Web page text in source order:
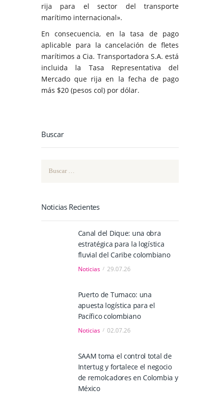
rija para el sector del transporte
marítimo internacional».
En consecuencia, en la tasa de pago
aplicable para la cancelación de fletes
marítimos a Cia. Transportadora S.A. está
incluida la Tasa Representativa del
Mercado que rija en la fecha de pago
más $20 (pesos col) por dólar.
Buscar
Noticias Recientes
Canal del Dique: una obra
estratégica para la logística
fluvial del Caribe colombiano
Noticias 29.07.26
Puerto de Tumaco: una
apuesta logística para el
Pacífico colombiano
Noticias 02.07.26
SAAM toma el control total de
Intertug y fortalece el negocio
de remolcadores en Colombia y
México